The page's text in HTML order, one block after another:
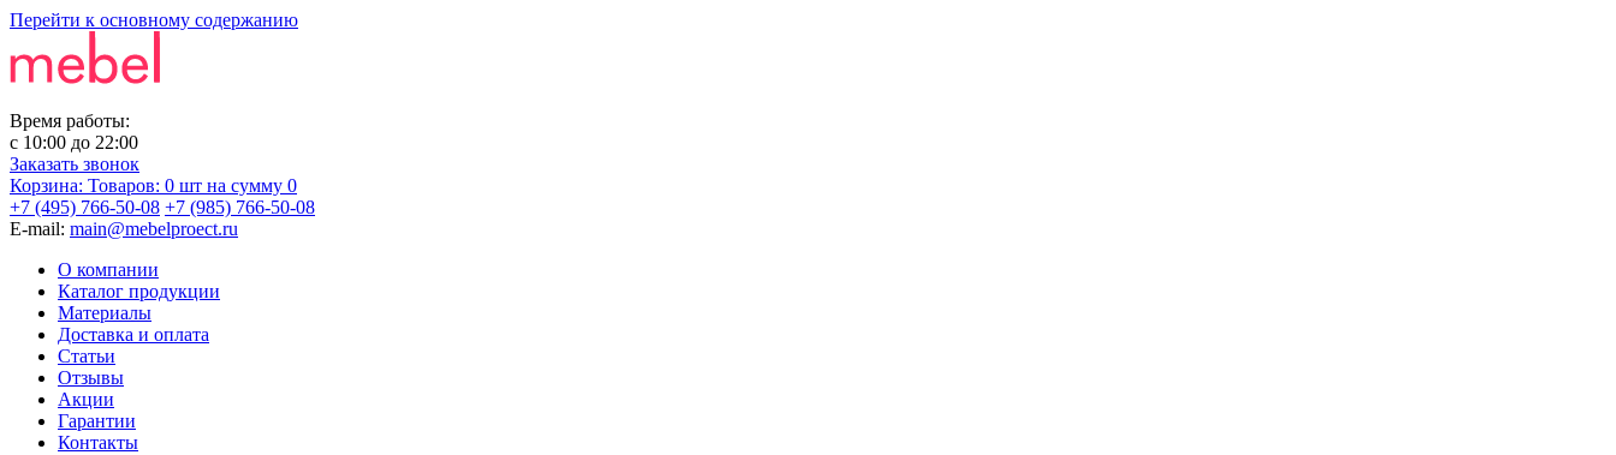
Перейти к основному содержанию
Время работы:
с 10:00 до 22:00
Заказать звонок
Корзина: Товаров: 0 шт на сумму 0
+7 (495) 766-50-08 +7 (985) 766-50-08
E-mail: main@mebelproect.ru
О компании
Каталог продукции
Материалы
Доставка и оплата
Статьи
Отзывы
Акции
Гарантии
Контакты